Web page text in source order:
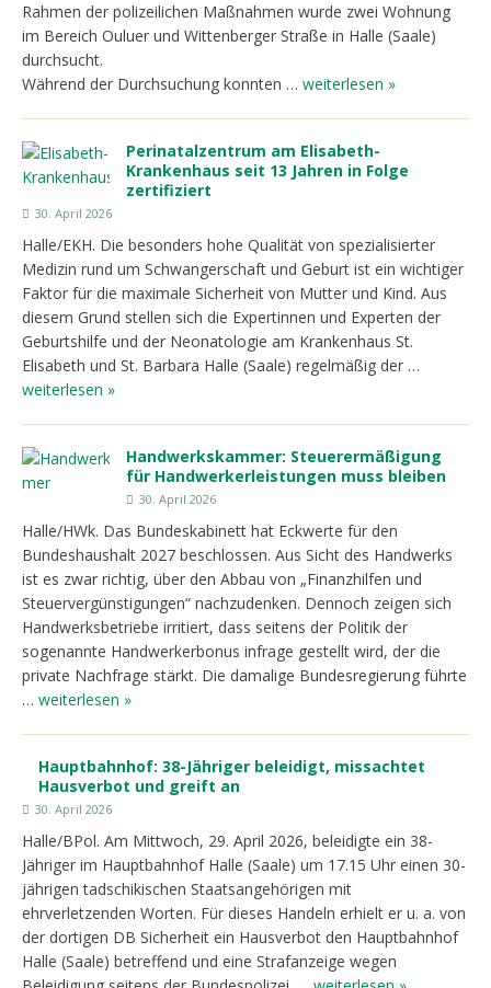
Rahmen der polizeilichen Maßnahmen wurde zwei Wohnung
im Bereich Ouluer und Wittenberger Straße in Halle (Saale)
durchsucht.
Während der Durchsuchung konnten … weiterlesen »
Perinatalzentrum am Elisabeth-
Krankenhaus seit 13 Jahren in Folge
zertifiziert
30. April 2026
Halle/EKH. Die besonders hohe Qualität von spezialisierter
Medizin rund um Schwangerschaft und Geburt ist ein wichtiger
Faktor für die maximale Sicherheit von Mutter und Kind. Aus
diesem Grund stellen sich die Expertinnen und Experten der
Geburtshilfe und der Neonatologie am Krankenhaus St.
Elisabeth und St. Barbara Halle (Saale) regelmäßig der …
weiterlesen »
Handwerkskammer: Steuerermäßigung
für Handwerkerleistungen muss bleiben
30. April 2026
Halle/HWk. Das Bundeskabinett hat Eckwerte für den
Bundeshaushalt 2027 beschlossen. Aus Sicht des Handwerks
ist es zwar richtig, über den Abbau von „Finanzhilfen und
Steuervergünstigungen“ nachzudenken. Dennoch zeigen sich
Handwerksbetriebe irritiert, dass seitens der Politik der
sogenannte Handwerkerbonus infrage gestellt wird, der die
private Nachfrage stärkt. Die damalige Bundesregierung führte
… weiterlesen »
Hauptbahnhof: 38-Jähriger beleidigt, missachtet
Hausverbot und greift an
30. April 2026
Halle/BPol. Am Mittwoch, 29. April 2026, beleidigte ein 38-
Jähriger im Hauptbahnhof Halle (Saale) um 17.15 Uhr einen 30-
jährigen tadschikischen Staatsangehörigen mit
ehrverletzenden Worten. Für dieses Handeln erhielt er u. a. von
der dortigen DB Sicherheit ein Hausverbot den Hauptbahnhof
Halle (Saale) betreffend und eine Strafanzeige wegen